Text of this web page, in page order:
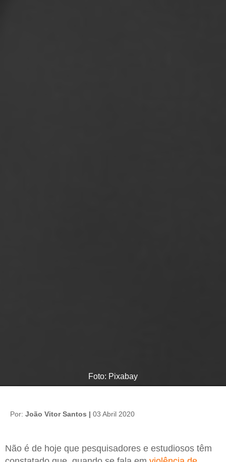
Foto: Pixabay
Por: João Vitor Santos | 03 Abril 2020
Não é de hoje que pesquisadores e estudiosos têm